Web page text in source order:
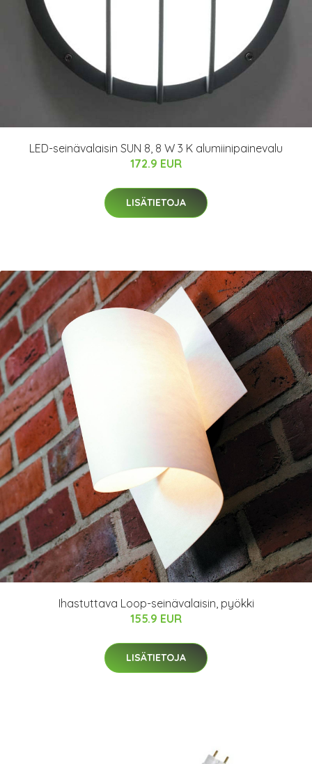
LED-seinävalaisin SUN 8, 8 W 3 K alumiinipainevalu
172.9 EUR
LISÄTIETOJA
Ihastuttava Loop-seinävalaisin, pyökki
155.9 EUR
LISÄTIETOJA